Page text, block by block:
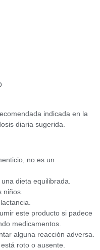
indicada en la
diaria sugerida.
no es un
dieta equilibrada.
niños.
este producto si padece
medicamentos.
alguna reacción adversa.
roto o ausente.